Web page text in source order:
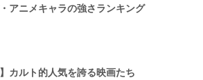
アニメキャラの強さランキング
】カルト的人気を誇る映画たち